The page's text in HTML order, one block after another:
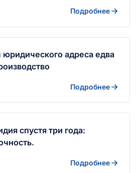
Подробнее
адреса едва
Подробнее
спустя три года:
Подробнее